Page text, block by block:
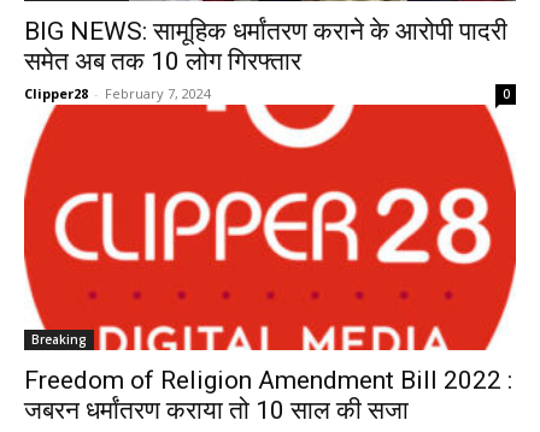
BIG NEWS: सामूहिक धर्मांतरण कराने के आरोपी पादरी
समेत अब तक 10 लोग गिरफ्तार
Clipper28 - February 7, 2024 0
Breaking
Freedom of Religion Amendment Bill 2022 :
जबरन धर्मांतरण कराया तो 10 साल की सजा